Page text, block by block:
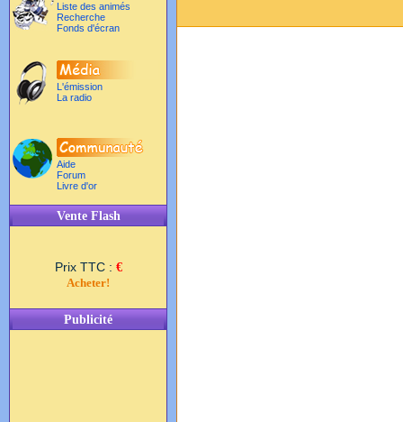
Liste des animés
Recherche
Fonds d'écran
L'émission
La radio
Aide
Forum
Livre d'or
Vente Flash
Prix TTC : €
Acheter!
Publicité